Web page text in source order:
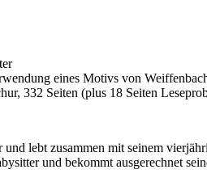
eines Motivs von
332 Seiten (plus 18 Seiten
lebt zusammen mit seinem
und bekommt ausgerechnet